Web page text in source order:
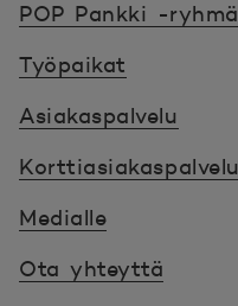
POP Pankki -ryhmä
Työpaikat
Asiakaspalvelu
Korttiasiakaspalvelu
Medialle
Ota yhteyttä